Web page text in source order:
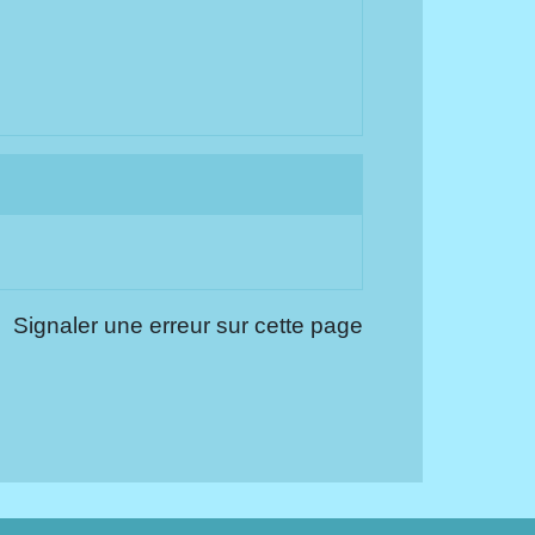
Signaler une erreur sur cette page